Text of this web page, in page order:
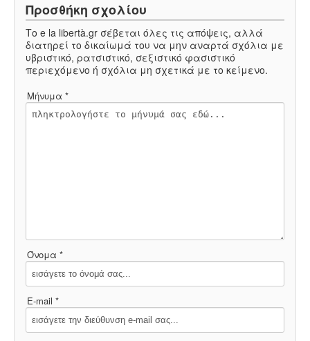
Προσθήκη σχολίου
Το e la libertà.gr σέβεται όλες τις απόψεις, αλλά
διατηρεί το δικαίωμά του να μην αναρτά σχόλια με
υβριστικό, ρατσιστικό, σεξιστικό φασιστικό
περιεχόμενο ή σχόλια μη σχετικά με το κείμενο.
Μήνυμα *
Όνομα *
E-mail *